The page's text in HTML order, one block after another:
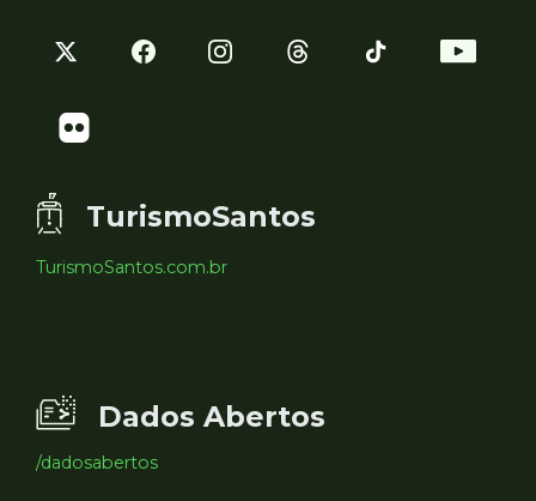
TurismoSantos
TurismoSantos.com.br
Dados Abertos
/dadosabertos